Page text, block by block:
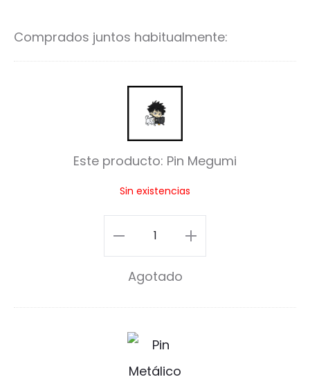
Comprados juntos habitualmente:
P
i
n
M
e
m
Este producto: Pin Megumi
Sin existencias
Pin
Megumi
cantidad
Agotado
P
i